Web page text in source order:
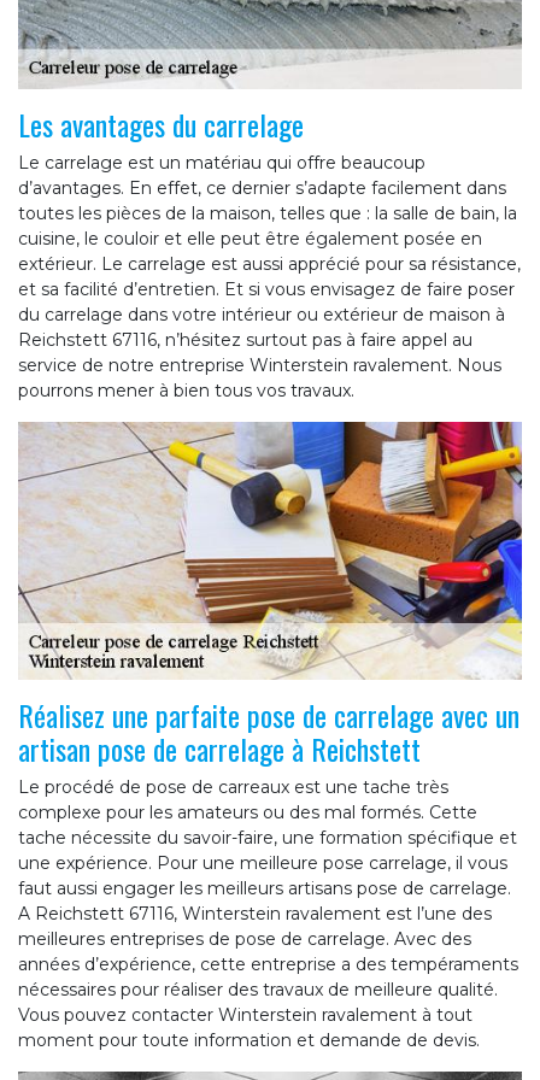
Les avantages du carrelage
Le carrelage est un matériau qui offre beaucoup
d’avantages. En effet, ce dernier s’adapte facilement dans
toutes les pièces de la maison, telles que : la salle de bain, la
cuisine, le couloir et elle peut être également posée en
extérieur. Le carrelage est aussi apprécié pour sa résistance,
et sa facilité d’entretien. Et si vous envisagez de faire poser
du carrelage dans votre intérieur ou extérieur de maison à
Reichstett 67116, n’hésitez surtout pas à faire appel au
service de notre entreprise Winterstein ravalement. Nous
pourrons mener à bien tous vos travaux.
Réalisez une parfaite pose de carrelage avec un
artisan pose de carrelage à Reichstett
Le procédé de pose de carreaux est une tache très
complexe pour les amateurs ou des mal formés. Cette
tache nécessite du savoir-faire, une formation spécifique et
une expérience. Pour une meilleure pose carrelage, il vous
faut aussi engager les meilleurs artisans pose de carrelage.
A Reichstett 67116, Winterstein ravalement est l’une des
meilleures entreprises de pose de carrelage. Avec des
années d’expérience, cette entreprise a des tempéraments
nécessaires pour réaliser des travaux de meilleure qualité.
Vous pouvez contacter Winterstein ravalement à tout
moment pour toute information et demande de devis.